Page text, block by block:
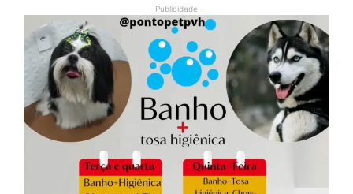
Publicidade